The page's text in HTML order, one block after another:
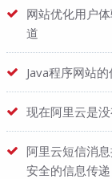
网站优化用户
道
Java程序网站
现在阿里云是
阿里云短信消
安全的信息传递